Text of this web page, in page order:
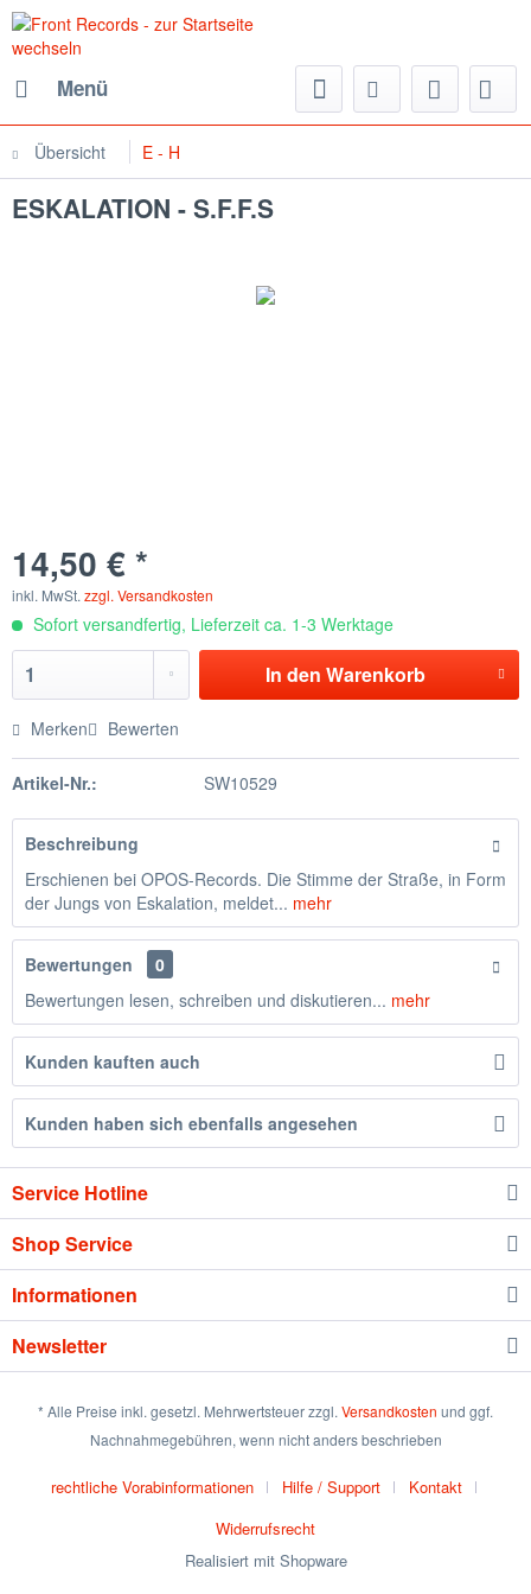
Menü
Übersicht E - H
ESKALATION - S.F.F.S
14,50 € *
inkl. MwSt. zzgl. Versandkosten
Sofort versandfertig, Lieferzeit ca. 1-3 Werktage
In den Warenkorb
Merken Bewerten
Artikel-Nr.: SW10529
Beschreibung
Erschienen bei OPOS-Records. Die Stimme der Straße, in Form
der Jungs von Eskalation, meldet... mehr
Bewertungen
0
Bewertungen lesen, schreiben und diskutieren... mehr
Kunden kauften auch
Kunden haben sich ebenfalls angesehen
Service Hotline
Shop Service
Informationen
Newsletter
* Alle Preise inkl. gesetzl. Mehrwertsteuer zzgl. Versandkosten und ggf.
Nachnahmegebühren, wenn nicht anders beschrieben
rechtliche Vorabinformationen Hilfe / Support
Kontakt
Widerrufsrecht
Realisiert mit Shopware